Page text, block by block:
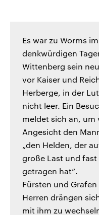
Es war zu Worms
denkwürdigen
Wittenberg sein
vor Kaiser und
Herberge, in der
nicht leer. Ein
meldet sich an, um
Angesicht den
„den Helden, der
große Last und fast
getragen hat“.
Fürsten und
Herren drängen
mit ihm zu